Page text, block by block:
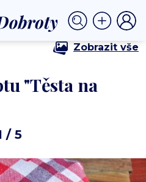
Zobrazit vše
"Těsta na
/ 5